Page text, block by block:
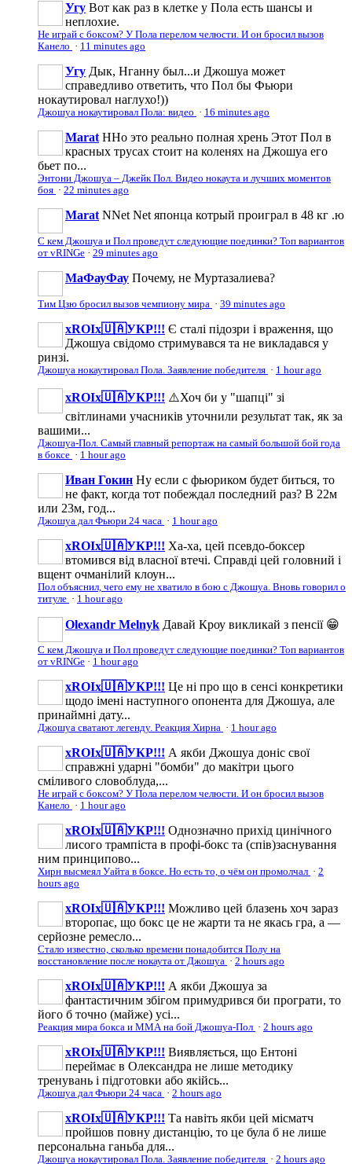
Угу Вот как раз в клетке у Пола есть шансы и
неплохие.
Не играй с боксом? У Пола перелом челюсти. И он бросил вызов
Канело · 11 minutes ago
Угу Дык, Нганну был...и Джошуа может
справедливо ответить, что Пол бы Фьюри
нокаутировал наглухо!))
Джошуа нокаутировал Пола: видео · 16 minutes ago
Marat ННо это реально полная хрень Этот Пол в
красных трусах стоит на коленях на Джошуа его
бьет по...
Энтони Джошуа – Джейк Пол. Видео нокаута и лучших моментов
боя · 22 minutes ago
Marat NNet Net японца котрый проиграл в 48 кг .ю
С кем Джошуа и Пол проведут следующие поединки? Топ вариантов
от vRINGe · 29 minutes ago
МаФауФау Почему, не Муртазалиева?
Тим Цзю бросил вызов чемпиону мира · 39 minutes ago
xROIx🇺🇦УКР!!! Є сталі підозри і враження, що
Джошуа свідомо стримувався та не викладався у
ринзі.
Джошуа нокаутировал Пола. Заявление победителя · 1 hour ago
xROIx🇺🇦УКР!!! ⚠️Хоч би у "шапці" зі
світлинами учасників уточнили результат так, як за
вашими...
Джошуа-Пол. Самый главный репортаж на самый большой бой года
в боксе · 1 hour ago
Иван Гокин Ну если с фьюриком будет биться, то
не факт, когда тот побеждал последний раз? В 22м
или 23м, год...
Джошуа дал Фьюри 24 часа · 1 hour ago
xROIx🇺🇦УКР!!! Ха-ха, цей псевдо-боксер
втомився від власної втечі. Справді цей головний і
вщент очманілий клоун...
Пол объяснил, чего ему не хватило в бою с Джошуа. Вновь говорил о
титуле · 1 hour ago
Olexandr Melnyk Давай Кроу викликай з пенсії 😁
С кем Джошуа и Пол проведут следующие поединки? Топ вариантов
от vRINGe · 1 hour ago
xROIx🇺🇦УКР!!! Це ні про що в сенсі конкретики
щодо імені наступного опонента для Джошуа, але
принаймні дату...
Джошуа сватают легенду. Реакция Хирна · 1 hour ago
xROIx🇺🇦УКР!!! А якби Джошуа доніс свої
справжні ударні "бомби" до макітри цього
сміливого словоблуда,...
Не играй с боксом? У Пола перелом челюсти. И он бросил вызов
Канело · 1 hour ago
xROIx🇺🇦УКР!!! Однозначно прихід цинічного
лисого трампіста в профі-бокс та (спів)заснування
ним принципово...
Хирн высмеял Уайта в боксе. Но есть то, о чём он промолчал · 2
hours ago
xROIx🇺🇦УКР!!! Можливо цей блазень хоч зараз
второпає, що бокс це не жарти та не якась гра, а —
серйозне ремесло...
Стало известно, сколько времени понадобится Полу на
восстановление после нокаута от Джошуа · 2 hours ago
xROIx🇺🇦УКР!!! А якби Джошуа за
фантастичним збігом примудрився би програти, то
його б точно (майже) усі...
Реакция мира бокса и ММА на бой Джошуа-Пол · 2 hours ago
xROIx🇺🇦УКР!!! Виявляється, що Ентоні
переймає в Олександра не лише методику
тренувань і підготовки або якійсь...
Джошуа дал Фьюри 24 часа · 2 hours ago
xROIx🇺🇦УКР!!! Та навіть якби цей місматч
пройшов повну дистанцію, то це була б не лише
персональна ганьба для...
Джошуа нокаутировал Пола. Заявление победителя · 2 hours ago